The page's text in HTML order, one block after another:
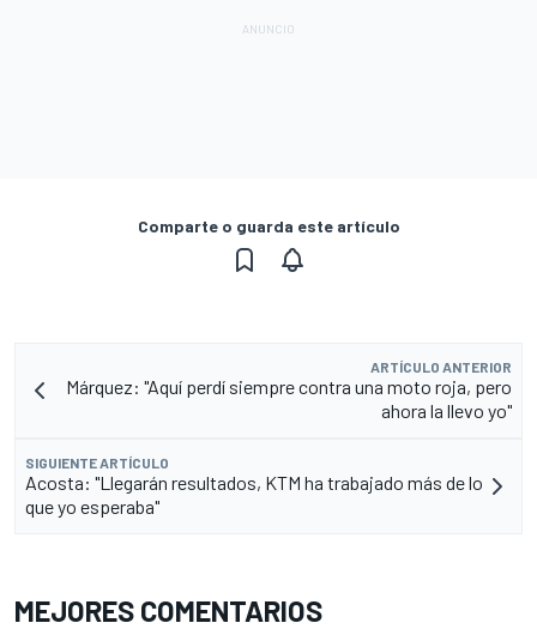
Comparte o guarda este artículo
ARTÍCULO ANTERIOR
Márquez: "Aquí perdí siempre contra una moto roja, pero
ahora la llevo yo"
SIGUIENTE ARTÍCULO
Acosta: "Llegarán resultados, KTM ha trabajado más de lo
que yo esperaba"
MEJORES COMENTARIOS